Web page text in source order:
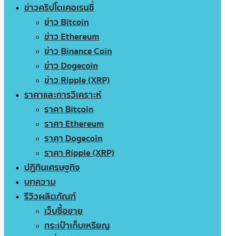
ข่าวคริปโตเคอเรนซี่
ข่าว Bitcoin
ข่าว Ethereum
ข่าว Binance Coin
ข่าว Dogecoin
ข่าว Ripple (XRP)
ราคาและการวิเคราะห์
ราคา Bitcoin
ราคา Ethereum
ราคา Dogecoin
ราคา Ripple (XRP)
ปฏิทินเศรษฐกิจ
บทความ
รีวิวผลิตภัณฑ์
เว็บซื้อขาย
กระเป๋าเก็บเหรียญ